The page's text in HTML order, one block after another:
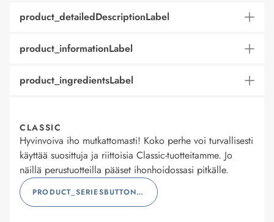
product_detailedDescriptionLabel
product_informationLabel
product_ingredientsLabel
CLASSIC
Hyvinvoiva iho mutkattomasti! Koko perhe voi turvallisesti
käyttää suosittuja ja riittoisia Classic-tuotteitamme. Jo
näillä perustuotteilla pääset ihonhoidossasi pitkälle.
PRODUCT_SERIESBUTTONLABEL